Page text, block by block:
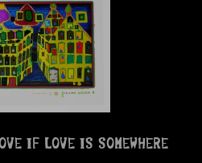
IF LOVE IS SOMEWHERE